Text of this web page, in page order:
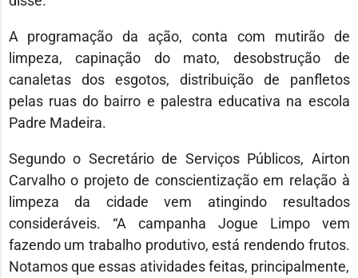
A programação da ação, conta com mutirão de
limpeza, capinação do mato, desobstrução de
canaletas dos esgotos, distribuição de panfletos
pelas ruas do bairro e palestra educativa na escola
Padre Madeira.
Segundo o Secretário de Serviços Públicos, Airton
Carvalho o projeto de conscientização em relação à
limpeza da cidade vem atingindo resultados
consideráveis. “A campanha Jogue Limpo vem
fazendo um trabalho produtivo, está rendendo frutos.
Notamos que essas atividades feitas, principalmente,